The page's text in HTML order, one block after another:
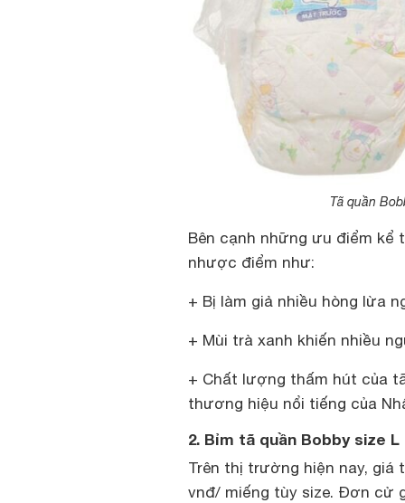
Tã quần
Bên cạnh những ưu điểm kể
nhược điểm như:
+ Bị làm giả nhiều hòng lừa
+ Mùi trà xanh khiến nhiều
+ Chất lượng thấm hút của
thương hiệu nổi tiếng của
2. Bỉm tã quần Bobby size
Trên thị trường hiện nay, giá
vnđ/ miếng tùy size. Đơn cử